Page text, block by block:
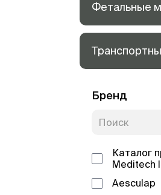
Фетальные
Бренд
Каталог
Meditech
Aesculap